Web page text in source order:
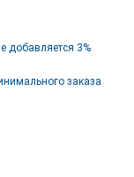
добавляется 3%
заказа